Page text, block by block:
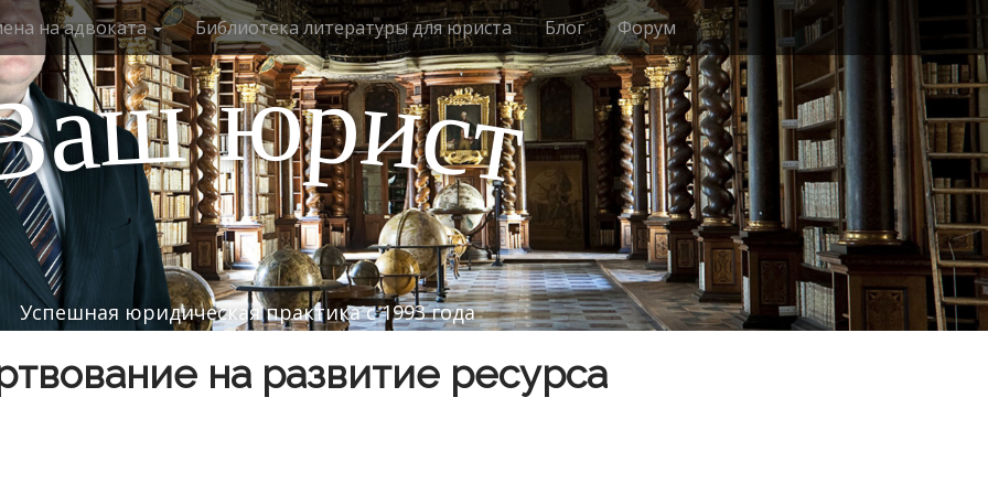
на адвоката Библиотека литературы для юриста Блог Форум
аш юрист
Успешная юридическая практика с 1993 года
на развитие ресурса